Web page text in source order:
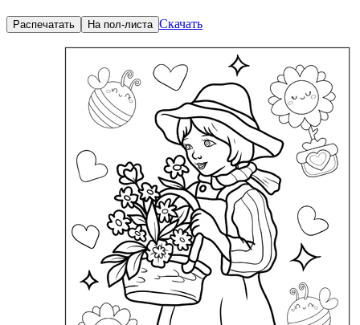
Распечатать На пол-листа Скачать